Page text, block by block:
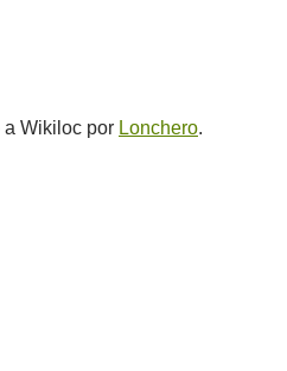
Wikiloc por Lonchero.